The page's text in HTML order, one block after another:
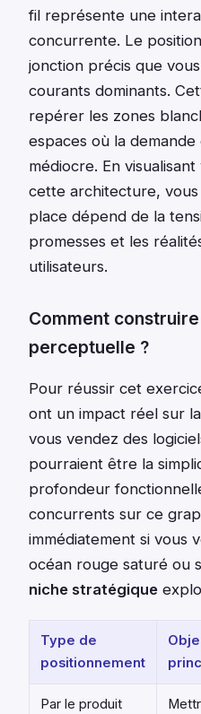
fil représente une
concurrente. Le
jonction précis que
courants dominants.
repérer les zones
espaces où la demande
médiocre. En
cette architecture,
place dépend de la
promesses et les
utilisateurs.
Comment
perceptuelle ?
Pour réussir cet
ont un impact réel sur la
vous vendez des
pourraient être la
profondeur
concurrents sur ce
immédiatement si vous
océan rouge saturé ou
niche stratégique
Type de
positionnement
Par le produit